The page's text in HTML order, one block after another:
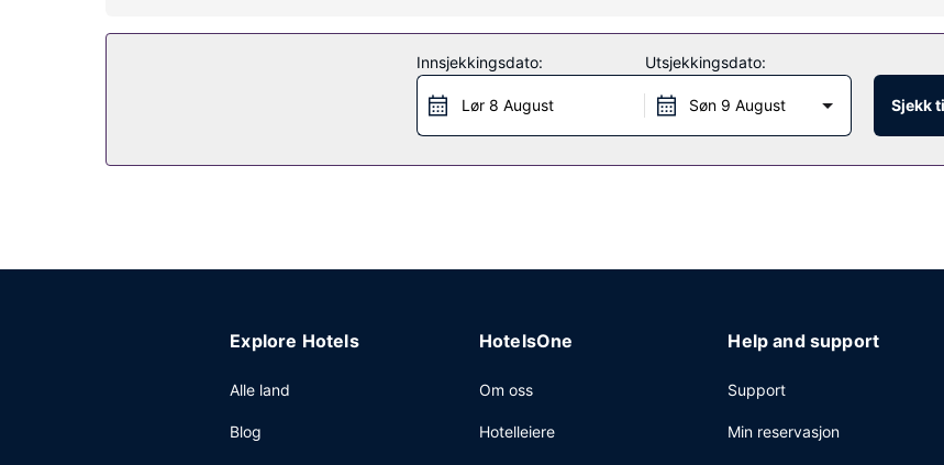
Resepsjonen er kun bemannet i et begrenset antall timer. Gjestene tilbys ubetjent parkering (inkludert) på stedet.
Innsjekkingsdato:
Lør 8 August
Utsjekkingsdato:
Søn 9 August Sjekk
Explore Hotels
Alle land
Blog
HotelsOne
Om oss
Hotelleiere
Help and support
Support
Min reservasjon